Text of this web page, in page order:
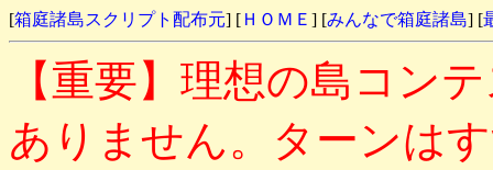
[箱庭諸島スクリプト配布元] [ ＨＯＭＥ ] [みんなで箱庭諸島] [
【重要】理想の島コン
ありません。ターンは